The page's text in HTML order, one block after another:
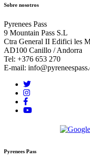
Sobre nosotros
Pyrenees Pass
9 Mountain Pass S.L
Ctra General II Edifici les
AD100 Canillo / Andorra
Tel: +376 653 270
E-mail:
Pyrenees Pass